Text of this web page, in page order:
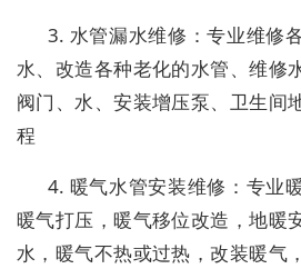
3. 水管漏水维修：专业维修
水、改造各种老化的水管、维修
阀门、水、安装增压泵、卫生间
程
4. 暖气水管安装维修：专业
暖气打压，暖气移位改造，地暖
水，暖气不热或过热，改装暖气